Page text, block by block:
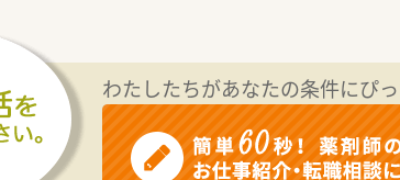
バランスを重視しながらゆったりと働きたい方に
と丁寧に向き合う服薬指導を実践したいと考えて
っ越し費用などの初期費用を抑えて転職したい
き、秋刀魚や花咲ガニなど豊かな海の幸を堪能
め、北海道の生活に慣れていない方でも過ごし
わたしたちがあなたの条件にぴ